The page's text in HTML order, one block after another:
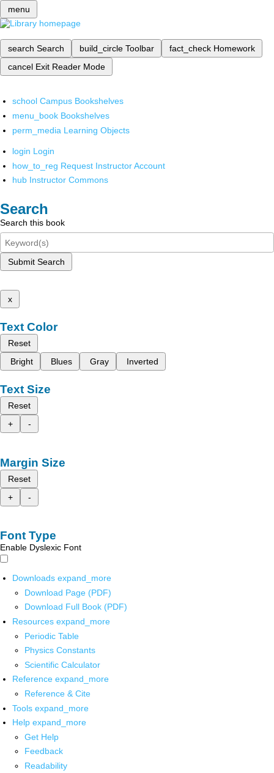
menu
search Search build_circle Toolbar fact_check Homework
cancel Exit Reader Mode
school Campus Bookshelves
menu_book Bookshelves
perm_media Learning Objects
login Login
how_to_reg Request Instructor Account
hub Instructor Commons
Search
Search this book
Submit Search
x
Text Color
Reset
Bright
Blues Gray Inverted
Text Size
Reset
+
-
Margin Size
Reset
+
-
Font Type
Enable Dyslexic Font
Downloads expand_more
Download Page (PDF)
Download Full Book (PDF)
Resources expand_more
Periodic Table
Physics Constants
Scientific Calculator
Reference expand_more
Reference & Cite
Tools expand_more
Help expand_more
Get Help
Feedback
Readability